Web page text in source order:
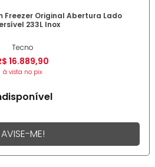
Freezer Original Abertura Lado
233L Inox
Tecno
16.889,90
à vista no pix
AVISE-ME!